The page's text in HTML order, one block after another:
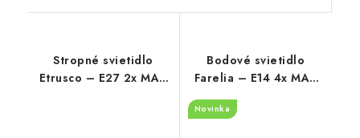
Stropné svietidlo
Etrusco – E27 2x MAX
Bodové svietidlo
Farelia – E14 4x MAX
Novinka